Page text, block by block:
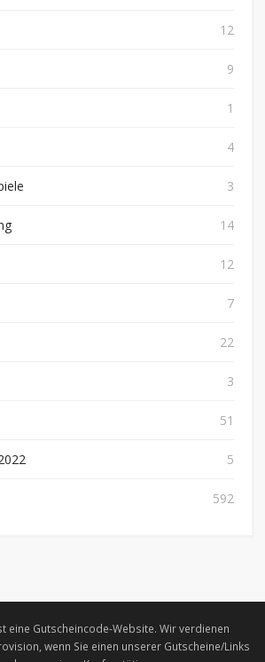
12
9
1
4
3
14
12
7
22
3
51
5
592
eine Gutscheincode-Website. Wir verdienen
wenn Sie einen unserer Gutscheine/Links